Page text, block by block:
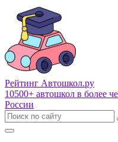
Рейтинг Автошкол.ру
10500+ автошкол в более
России